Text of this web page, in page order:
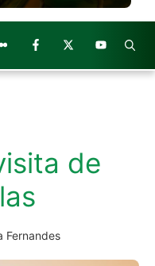
de
Fernandes